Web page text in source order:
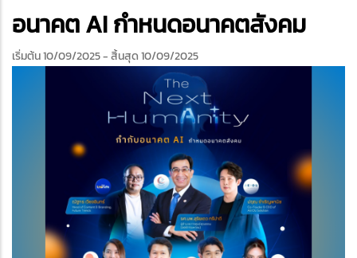
อนาคต AI กำหนดอนาคตสังคม
เริ่มต้น 10/09/2025- สิ้นสุด 10/09/2025